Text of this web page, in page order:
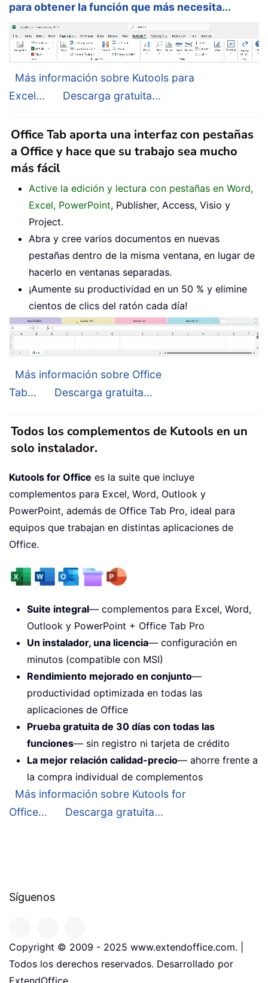
para obtener la función que más necesita...
Más información sobre Kutools para
Excel...
Descarga gratuita...
Office Tab aporta una interfaz con pestañas
a Office y hace que su trabajo sea mucho
más fácil
Active la edición y lectura con pestañas en Word,
Excel, PowerPoint, Publisher, Access, Visio y
Project.
Abra y cree varios documentos en nuevas
pestañas dentro de la misma ventana, en lugar de
hacerlo en ventanas separadas.
¡Aumente su productividad en un 50 % y elimine
cientos de clics del ratón cada día!
Más información sobre Office
Tab...
Descarga gratuita...
Todos los complementos de Kutools en un
solo instalador.
Kutools for Office es la suite que incluye
complementos para Excel, Word, Outlook y
PowerPoint, además de Office Tab Pro, ideal para
equipos que trabajan en distintas aplicaciones de
Office.
Suite integral— complementos para Excel, Word,
Outlook y PowerPoint + Office Tab Pro
Un instalador, una licencia— configuración en
minutos (compatible con MSI)
Rendimiento mejorado en conjunto—
productividad optimizada en todas las
aplicaciones de Office
Prueba gratuita de 30 días con todas las
funciones— sin registro ni tarjeta de crédito
La mejor relación calidad-precio— ahorre frente a
la compra individual de complementos
Más información sobre Kutools for
Office...
Descarga gratuita...
Síguenos
Copyright © 2009 - 2025 www.extendoffice.com. |
Todos los derechos reservados. Desarrollado por